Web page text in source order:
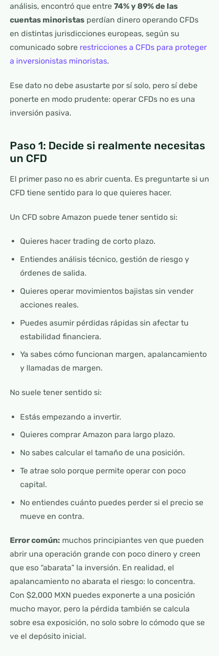
análisis, encontró que entre 74% y 89% de las
cuentas minoristas perdían dinero operando CFDs
en distintas jurisdicciones europeas, según su
comunicado sobre restricciones a CFDs para proteger
a inversionistas minoristas.
Ese dato no debe asustarte por sí solo, pero sí debe
ponerte en modo prudente: operar CFDs no es una
inversión pasiva.
Paso 1: Decide si realmente necesitas
un CFD
El primer paso no es abrir cuenta. Es preguntarte si un
CFD tiene sentido para lo que quieres hacer.
Un CFD sobre Amazon puede tener sentido si:
Quieres hacer trading de corto plazo.
Entiendes análisis técnico, gestión de riesgo y
órdenes de salida.
Quieres operar movimientos bajistas sin vender
acciones reales.
Puedes asumir pérdidas rápidas sin afectar tu
estabilidad financiera.
Ya sabes cómo funcionan margen, apalancamiento
y llamadas de margen.
No suele tener sentido si:
Estás empezando a invertir.
Quieres comprar Amazon para largo plazo.
No sabes calcular el tamaño de una posición.
Te atrae solo porque permite operar con poco
capital.
No entiendes cuánto puedes perder si el precio se
mueve en contra.
Error común: muchos principiantes ven que pueden
abrir una operación grande con poco dinero y creen
que eso “abarata” la inversión. En realidad, el
apalancamiento no abarata el riesgo: lo concentra.
Con $2,000 MXN puedes exponerte a una posición
mucho mayor, pero la pérdida también se calcula
sobre esa exposición, no solo sobre lo cómodo que se
ve el depósito inicial.